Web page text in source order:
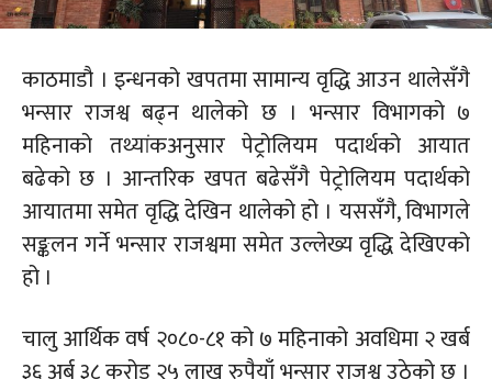
काठमाडौ । इन्धनको खपतमा सामान्य वृद्धि आउन थालेसँगै
भन्सार राजश्व बढ्न थालेको छ । भन्सार विभागको ७
महिनाको तथ्यांकअनुसार पेट्रोलियम पदार्थको आयात
बढेको छ । आन्तरिक खपत बढेसँगै पेट्रोलियम पदार्थको
आयातमा समेत वृद्धि देखिन थालेको हो । यससँगै, विभागले
सङ्कलन गर्ने भन्सार राजश्वमा समेत उल्लेख्य वृद्धि देखिएको
हो ।
चालु आर्थिक वर्ष २०८०-८१ को ७ महिनाको अवधिमा २ खर्ब